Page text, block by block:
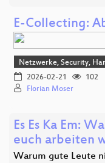
E-Collecting:
Netzwerke, Security,
2026-02-21
102
Florian Moser
Es Es Ka Em:
euch arbeiten
Warum gute Leute